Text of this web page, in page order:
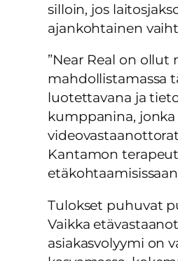
silloin, jos
ajankohtainen
”Near Real on ollut
mahdollistamassa
luotettavana ja
kumppanina, jonka
Kantamon
Tulokset puhuvat
Vaikka
asiakasvolyymi on